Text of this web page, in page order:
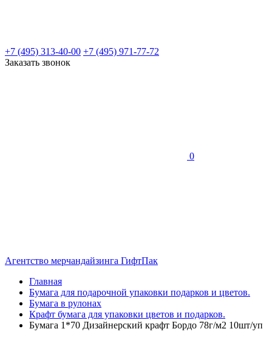
+7 (495) 313-40-00 +7 (495) 971-77-72
Заказать звонок
0
Агентство мерчандайзинга ГифтПак
Главная
Бумага для подарочной упаковки подарков и цветов.
Бумага в рулонах
Крафт бумага для упаковки цветов и подарков.
Бумага 1*70 Дизайнерский крафт Бордо 78г/м2 10шт/уп